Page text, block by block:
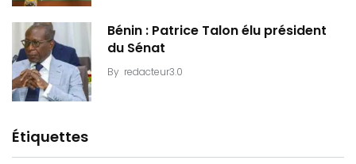
Bénin : Patrice Talon élu président
du Sénat
By redacteur3.0
Étiquettes